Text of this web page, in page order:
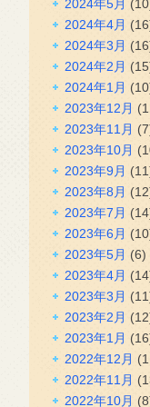
2024年5月
2024年4月
2024年3月
2024年2月
2024年1月
2023年12月
2023年11月
2023年10月
2023年9月
2023年8月
2023年7月
2023年6月
2023年5月 (6)
2023年4月
2023年3月
2023年2月
2023年1月
2022年12月
2022年11月
2022年10月